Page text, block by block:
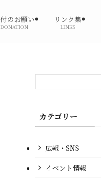
のお願い
DONATION
リンク集
LINKS
カテゴリー
広報・SNS
イベント情報